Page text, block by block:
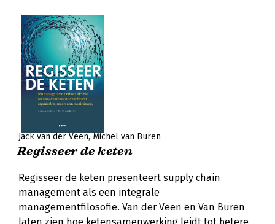
Jack van der Veen Michel van Buren
Regisseer de keten
Regisseer de keten presenteert supply chain
management als een integrale
managementfilosofie. Van der Veen en Van Buren